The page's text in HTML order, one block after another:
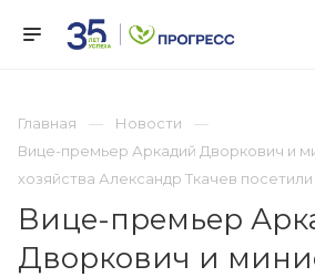
Главная
Новости
Вице-премьер Аркадий Дворкович и
хозяйства Александр Ткачев
Вице-премьер
Дворкович и